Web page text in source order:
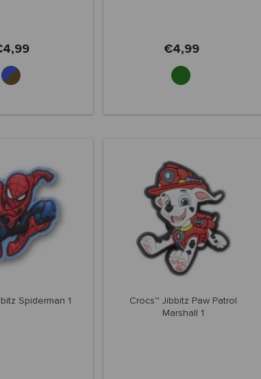
€4,99
Spiderman 1
Crocs™ Jibbitz Paw Patrol
Marshall 1